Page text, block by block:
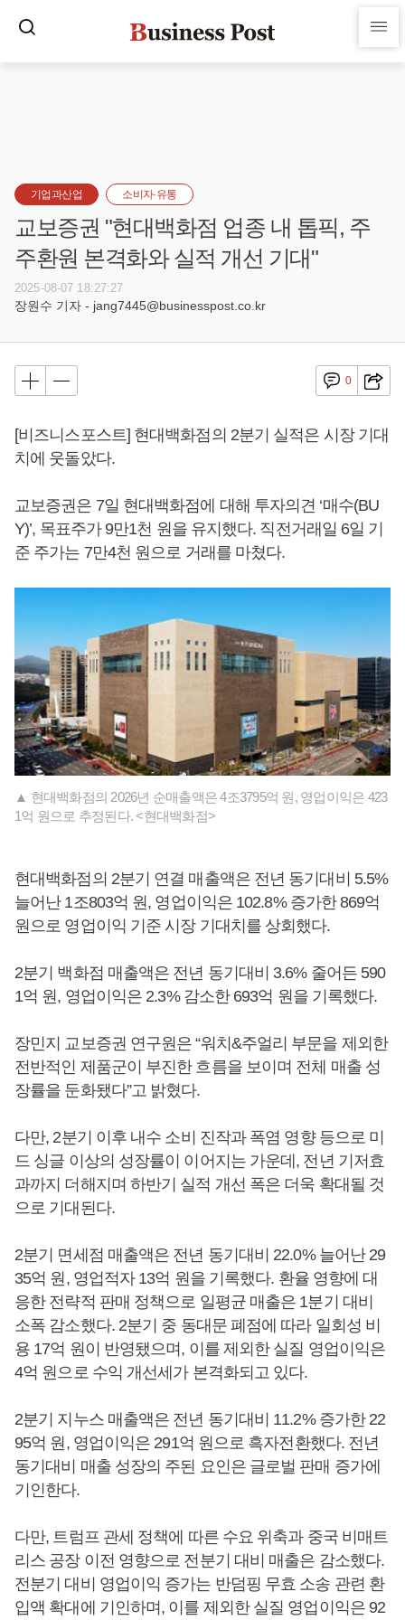
기업과산업 소비자·유통
교보증권 "현대백화점 업종 내 톱픽, 주
주환원 본격화와 실적 개선 기대"
2025-08-07 18:27:27
장원수 기자 - jang7445@businesspost.co.kr
0
[비즈니스포스트] 현대백화점의 2분기 실적은 시장 기대
치에 웃돌았다.
교보증권은 7일 현대백화점에 대해 투자의견 ‘매수(BU
Y)’, 목표주가 9만1천 원을 유지했다. 직전거래일 6일 기
준 주가는 7만4천 원으로 거래를 마쳤다.
▲ 현대백화점의 2026년 순매출액은 4조3795억 원, 영업이익은 423
1억 원으로 추정된다. <현대백화점>
현대백화점의 2분기 연결 매출액은 전년 동기대비 5.5%
늘어난 1조803억 원, 영업이익은 102.8% 증가한 869억
원으로 영업이익 기준 시장 기대치를 상회했다.
2분기 백화점 매출액은 전년 동기대비 3.6% 줄어든 590
1억 원, 영업이익은 2.3% 감소한 693억 원을 기록했다.
장민지 교보증권 연구원은 “워치&주얼리 부문을 제외한
전반적인 제품군이 부진한 흐름을 보이며 전체 매출 성
장률을 둔화됐다”고 밝혔다.
다만, 2분기 이후 내수 소비 진작과 폭염 영향 등으로 미
드 싱글 이상의 성장률이 이어지는 가운데, 전년 기저효
과까지 더해지며 하반기 실적 개선 폭은 더욱 확대될 것
으로 기대된다.
2분기 면세점 매출액은 전년 동기대비 22.0% 늘어난 29
35억 원, 영업적자 13억 원을 기록했다. 환율 영향에 대
응한 전략적 판매 정책으로 일평균 매출은 1분기 대비
소폭 감소했다. 2분기 중 동대문 폐점에 따라 일회성 비
용 17억 원이 반영됐으며, 이를 제외한 실질 영업이익은
4억 원으로 수익 개선세가 본격화되고 있다.
2분기 지누스 매출액은 전년 동기대비 11.2% 증가한 22
95억 원, 영업이익은 291억 원으로 흑자전환했다. 전년
동기대비 매출 성장의 주된 요인은 글로벌 판매 증가에
기인한다.
다만, 트럼프 관세 정책에 따른 수요 위축과 중국 비매트
리스 공장 이전 영향으로 전분기 대비 매출은 감소했다.
전분기 대비 영업이익 증가는 반덤핑 무효 소송 관련 환
입액 확대에 기인하며, 이를 제외한 실질 영업이익은 92